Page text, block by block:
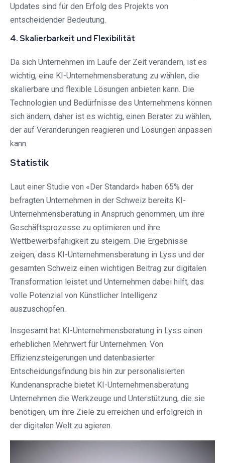
Updates sind für den Erfolg des Projekts von
entscheidender Bedeutung.
4. Skalierbarkeit und Flexibilität
Da sich Unternehmen im Laufe der Zeit verändern, ist es
wichtig, eine KI-Unternehmensberatung zu wählen, die
skalierbare und flexible Lösungen anbieten kann. Die
Technologien und Bedürfnisse des Unternehmens können
sich ändern, daher ist es wichtig, einen Berater zu wählen,
der auf Veränderungen reagieren und Lösungen anpassen
kann.
Statistik
Laut einer Studie von «Der Standard» haben 65% der
befragten Unternehmen in der Schweiz bereits KI-
Unternehmensberatung in Anspruch genommen, um ihre
Geschäftsprozesse zu optimieren und ihre
Wettbewerbsfähigkeit zu steigern. Die Ergebnisse
zeigen, dass KI-Unternehmensberatung in Lyss und der
gesamten Schweiz einen wichtigen Beitrag zur digitalen
Transformation leistet und Unternehmen dabei hilft, das
volle Potenzial von Künstlicher Intelligenz
auszuschöpfen.
Insgesamt hat KI-Unternehmensberatung in Lyss einen
erheblichen Mehrwert für Unternehmen. Von
Effizienzsteigerungen und datenbasierter
Entscheidungsfindung bis hin zur personalisierten
Kundenansprache bietet KI-Unternehmensberatung
Unternehmen die Werkzeuge und Unterstützung, die sie
benötigen, um ihre Ziele zu erreichen und erfolgreich in
der digitalen Welt zu agieren.